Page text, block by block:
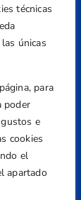
técnicas
únicas
para
poder
e
cookies
el
apartado